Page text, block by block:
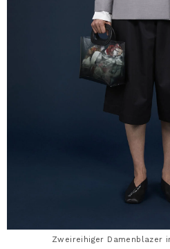
Zweireihiger Damenblazer